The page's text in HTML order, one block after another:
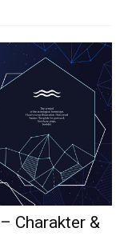
Charakter &